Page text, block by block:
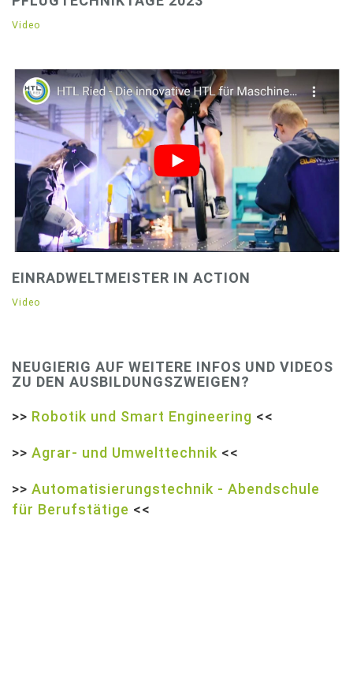
Video
EINRADWELTMEISTER IN ACTION
Video
NEUGIERIG AUF WEITERE INFOS UND VIDEOS
ZU DEN AUSBILDUNGSZWEIGEN?
>> Robotik und Smart Engineering <<
>> Agrar- und Umwelttechnik <<
>> Automatisierungstechnik - Abendschule
für Berufstätige <<